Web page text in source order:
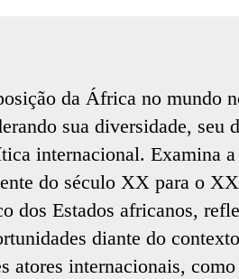
da África no mundo
sua diversidade, seu
internacional. Examina
do século XX para o
dos Estados africanos,
diante do
atores internacionais,